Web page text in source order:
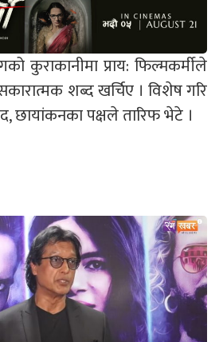
कुराकानीमा प्राय: फिल्मकर्मीले
सकारात्मक शब्द खर्चिए । विशेष गरि
छायांकनका पक्षले तारिफ भेटे ।